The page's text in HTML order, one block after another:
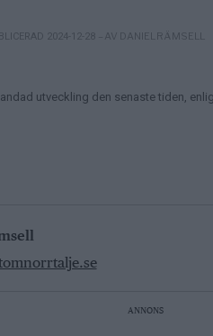
2024-12-28 – AV DANIEL RÄMSELL
utveckling den senaste tiden,
ANNONS